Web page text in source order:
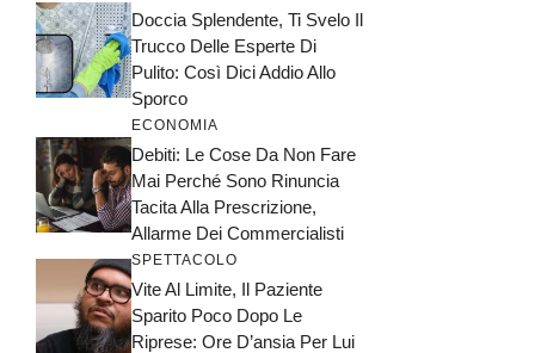
Doccia Splendente, Ti Svelo Il
Trucco Delle Esperte Di
Pulito: Così Dici Addio Allo
Sporco
ECONOMIA
Debiti: Le Cose Da Non Fare
Mai Perché Sono Rinuncia
Tacita Alla Prescrizione,
Allarme Dei Commercialisti
SPETTACOLO
Vite Al Limite, Il Paziente
Sparito Poco Dopo Le
Riprese: Ore D’ansia Per Lui